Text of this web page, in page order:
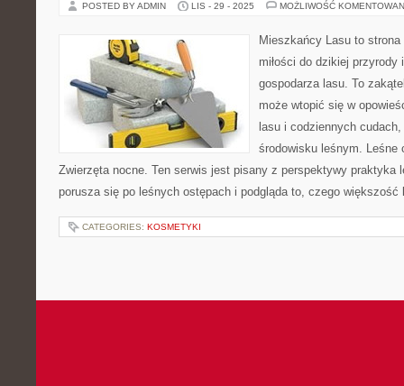
POSTED BY ADMIN LIS - 29 - 2025 MOŻLIWOŚĆ
Mieszkańcy Lasu to
miłości do dzikiej przyrody
gospodarza lasu. To
może wtopić się w
lasu i codziennych
środowisku leśnym. Leśne
Zwierzęta nocne. Ten serwis jest pisany z perspektywy praktyka
porusza się po leśnych ostępach i podgląda to, czego
CATEGORIES: KOSMETYKI